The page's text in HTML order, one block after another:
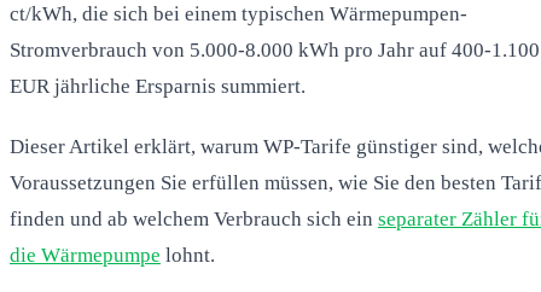
ct/kWh, die sich bei einem typischen Wärmepumpen-
Stromverbrauch von 5.000-8.000 kWh pro Jahr auf 400-1.100
EUR jährliche Ersparnis summiert.
Dieser Artikel erklärt, warum WP-Tarife günstiger sind,
Voraussetzungen Sie erfüllen müssen, wie Sie den besten Tarif
finden und ab welchem Verbrauch sich ein separater Zähler
die Wärmepumpe lohnt.